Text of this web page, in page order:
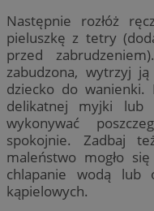
Następnie rozłóż
pieluszkę z tetry
przed
zabudzona, wytrzyj
dziecko do wanienki.
delikatnej myjki
wykonywać
spokojnie. Zadbaj
maleństwo mogło
chlapanie wodą lub
kąpielowych.